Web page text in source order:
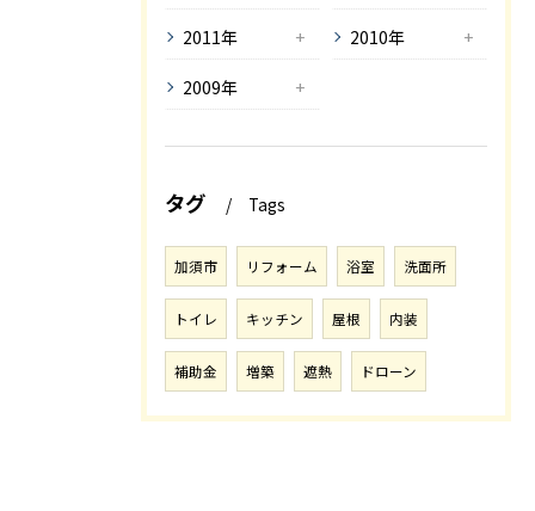
2011年 2010年
2009年
タグ Tags
加須市 リフォーム 浴室 洗面所
トイレ キッチン 屋根 内装
補助金 増築 遮熱 ドローン